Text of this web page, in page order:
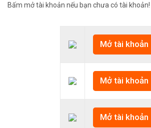
Bấm mở tài khoản nếu bạn chưa có tài khoản!
Mở tài khoản
Mở tài khoản
Mở tài khoản